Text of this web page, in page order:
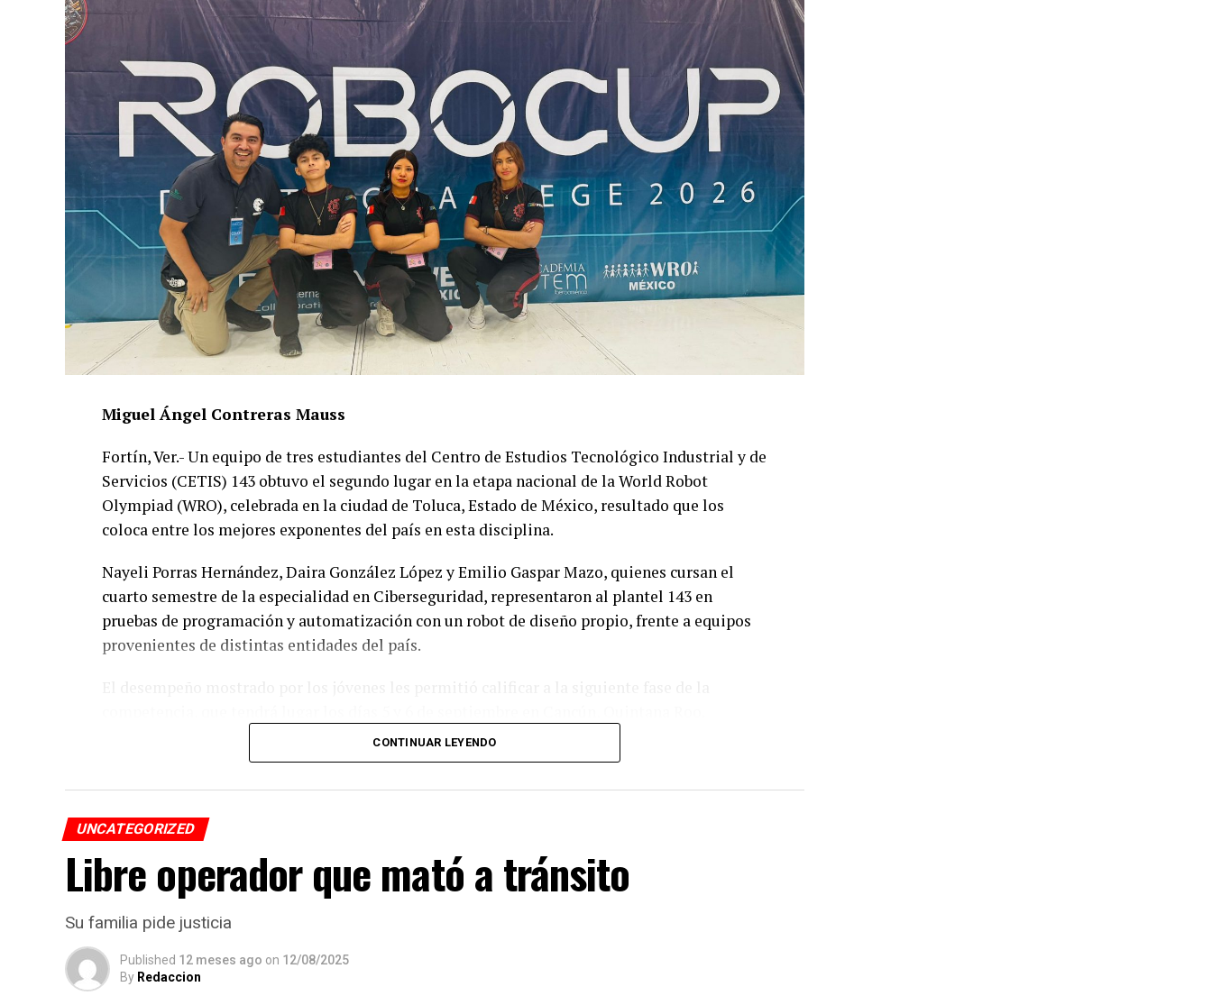
Miguel Ángel Contreras Mauss
Fortín, Ver.- Un equipo de tres estudiantes del Centro de Estudios Tecnológico Industrial y de
Servicios (CETIS) 143 obtuvo el segundo lugar en la etapa nacional de la World Robot
Olympiad (WRO), celebrada en la ciudad de Toluca, Estado de México, resultado que los
coloca entre los mejores exponentes del país en esta disciplina.
Nayeli Porras Hernández, Daira González López y Emilio Gaspar Mazo, quienes cursan el
cuarto semestre de la especialidad en Ciberseguridad, representaron al plantel 143 en
pruebas de programación y automatización con un robot de diseño propio, frente a equipos
provenientes de distintas entidades del país.
CONTINUAR LEYENDO
UNCATEGORIZED
Libre operador que mató a tránsito
Su familia pide justicia
Published 12 meses ago on 12/08/2025
By Redaccion